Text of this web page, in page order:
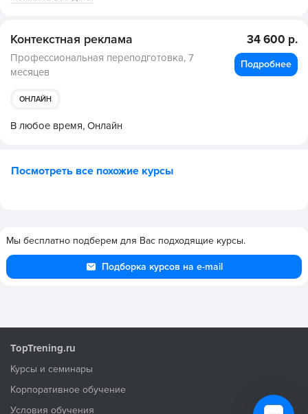
Контекстная реклама
Профессиональная переподготовка, 7
месяцев
ОНЛАЙН
В любое время, Онлайн
34 600 р.
Подробнее
Посмотреть все похожие курсы
Мы бесплатно подберем для Вас подходящие курсы.
Подборка курсов на e-mail
TopTrening.ru
Курсы и семинары
Корпоративное обучение
Условия обучения